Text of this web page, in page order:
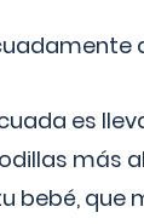
es
más
bebé,